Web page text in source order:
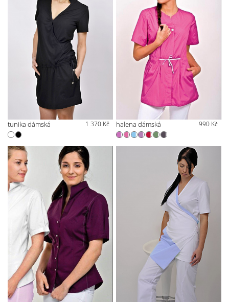
tunika dámská 1 370 Kč halena dámská 990 Kč